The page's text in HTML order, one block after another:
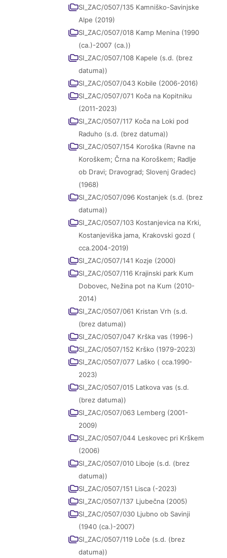
SI_ZAC/0507/135 Kamniško-Savinjske
Alpe (2019)
SI_ZAC/0507/018 Kamp Menina (1990
(ca.)-2007 (ca.))
SI_ZAC/0507/108 Kapele (s.d. (brez
datuma))
SI_ZAC/0507/043 Kobile (2006-2016)
SI_ZAC/0507/071 Koča na Kopitniku
(2011-2023)
SI_ZAC/0507/117 Koča na Loki pod
Raduho (s.d. (brez datuma))
SI_ZAC/0507/154 Koroška (Ravne na
Koroškem; Črna na Koroškem; Radlje
ob Dravi; Dravograd; Slovenj Gradec)
(1968)
SI_ZAC/0507/096 Kostanjek (s.d. (brez
datuma))
SI_ZAC/0507/103 Kostanjevica na Krki,
Kostanjeviška jama, Krakovski gozd (
cca.2004-2019)
SI_ZAC/0507/141 Kozje (2000)
SI_ZAC/0507/116 Krajinski park Kum
Dobovec, Nežina pot na Kum (2010-
2014)
SI_ZAC/0507/061 Kristan Vrh (s.d.
(brez datuma))
SI_ZAC/0507/047 Krška vas (1996-)
SI_ZAC/0507/152 Krško (1979-2023)
SI_ZAC/0507/077 Laško ( cca.1990-
2023)
SI_ZAC/0507/015 Latkova vas (s.d.
(brez datuma))
SI_ZAC/0507/063 Lemberg (2001-
2009)
SI_ZAC/0507/044 Leskovec pri Krškem
(2006)
SI_ZAC/0507/010 Liboje (s.d. (brez
datuma))
SI_ZAC/0507/151 Lisca (-2023)
SI_ZAC/0507/137 Ljubečna (2005)
SI_ZAC/0507/030 Ljubno ob Savinji
(1940 (ca.)-2007)
SI_ZAC/0507/119 Loče (s.d. (brez
datuma))